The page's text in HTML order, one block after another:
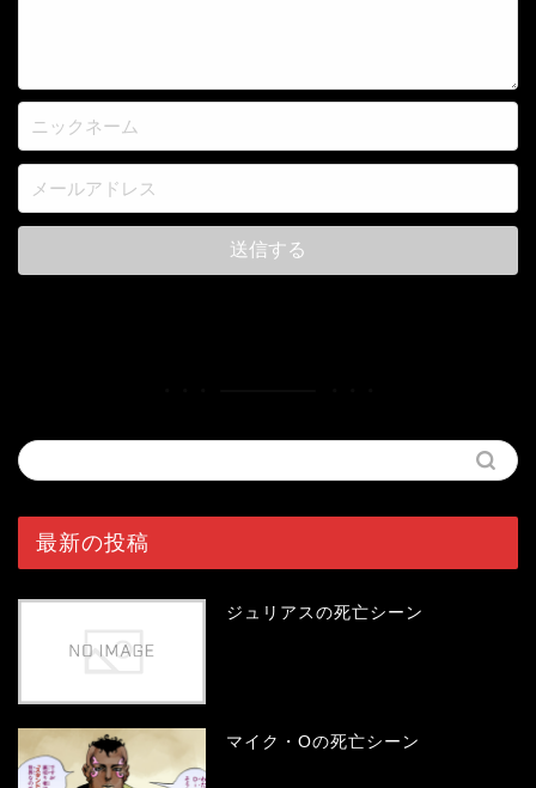
最新の投稿
ジュリアスの死亡シーン
マイク・Oの死亡シーン